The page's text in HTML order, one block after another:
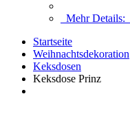
Mehr Details:
Startseite
Weihnachtsdekoration
Keksdosen
Keksdose Prinz